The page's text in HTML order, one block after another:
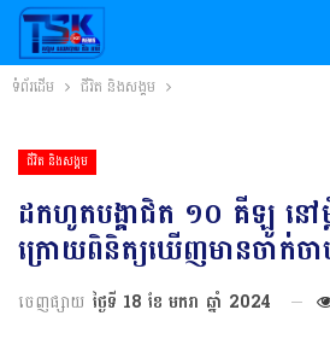
ទំព័រដើម ជីវិត និងសង្គម
ជីវិត និងសង្គម
ដកហូតបង្គាជិត ១០ គីឡូ នៅ
ក្រោយពិនិត្យឃើញមានចាក់
ចេញផ្សាយ ថ្ងៃទី 18 ខែ មករា ឆ្នាំ 2024